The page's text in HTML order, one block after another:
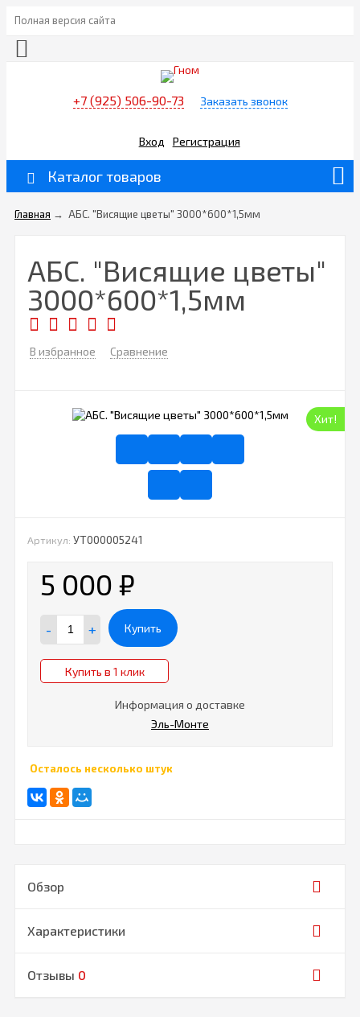
Полная версия сайта
+7 (925) 506-90-73 Заказать звонок
Вход Регистрация
Каталог товаров
Главная → АБС. "Висящие цветы" 3000*600*1,5мм
АБС. "Висящие цветы"
3000*600*1,5мм
В избранное Сравнение
Хит!
Артикул: УТ000005241
5 000 ₽
- + Купить
Купить в 1 клик
Информация о доставке
Эль-Монте
Осталось несколько штук
Обзор
Характеристики
Отзывы 0